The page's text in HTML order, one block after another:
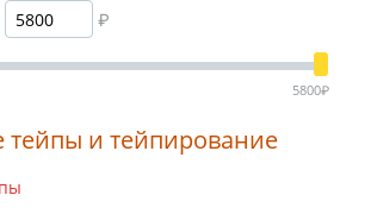
₽
5800₽
тейпы и тейпирование